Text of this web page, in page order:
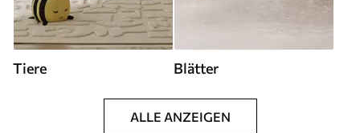
Tiere Blätter
ALLE ANZEIGEN